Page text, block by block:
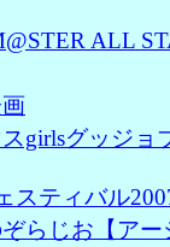
ALL
スgirlsグッジ
スティバル
らじお【ア